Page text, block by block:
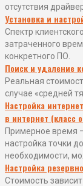
отсутствия
Установка и
Спектр
затраченного
конкретного ПО.
Поиск и удаление
Реальная
случае «средней
Настройка
в интернет (класс
Примерное время
настройка точки
необходимости,
Настройка
Стоимость